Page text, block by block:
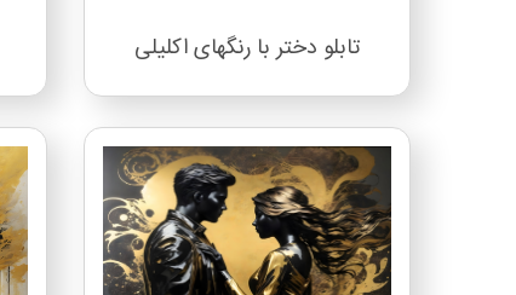
تابلو دختر با رنگهای اکلیلی